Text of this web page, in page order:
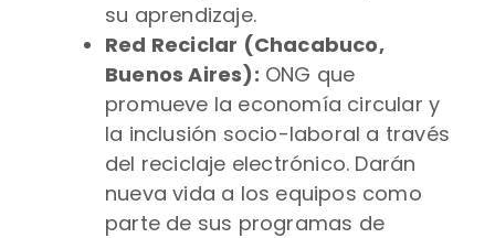
su aprendizaje.
Red Reciclar (Chacabuco,
Buenos Aires): ONG que
promueve la economía circular y
la inclusión socio-laboral a través
del reciclaje electrónico. Darán
nueva vida a los equipos como
parte de sus programas de